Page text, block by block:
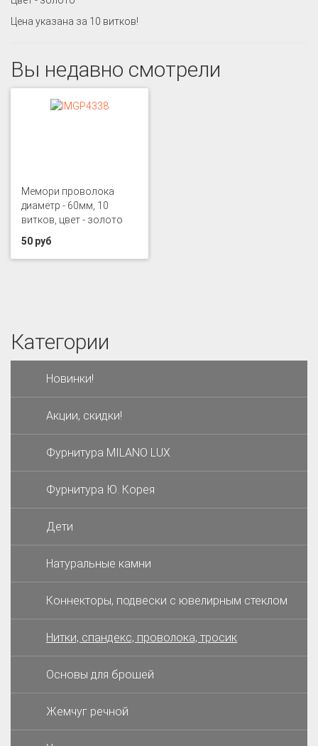
Цена указана за 10 витков!
Вы недавно смотрели
Мемори проволока
диаметр - 60мм, 10
витков, цвет - золото
50 руб
Категории
Новинки!
Акции, скидки!
Фурнитура MILANO LUX
Фурнитура Ю. Корея
Дети
Натуральные камни
Коннекторы, подвески с ювелирным стеклом
Нитки, спандекс, проволока, тросик
Основы для брошей
Жемчуг речной